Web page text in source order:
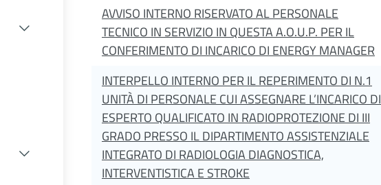
AVVISO INTERNO RISERVATO AL PERSONALE
TECNICO IN SERVIZIO IN QUESTA A.O.U.P. PER IL
CONFERIMENTO DI INCARICO DI ENERGY MANAGER
INTERPELLO INTERNO PER IL REPERIMENTO DI N.1
UNITÀ DI PERSONALE CUI ASSEGNARE L’INCARICO DI
ESPERTO QUALIFICATO IN RADIOPROTEZIONE DI III
GRADO PRESSO IL DIPARTIMENTO ASSISTENZIALE
INTEGRATO DI RADIOLOGIA DIAGNOSTICA,
INTERVENTISTICA E STROKE